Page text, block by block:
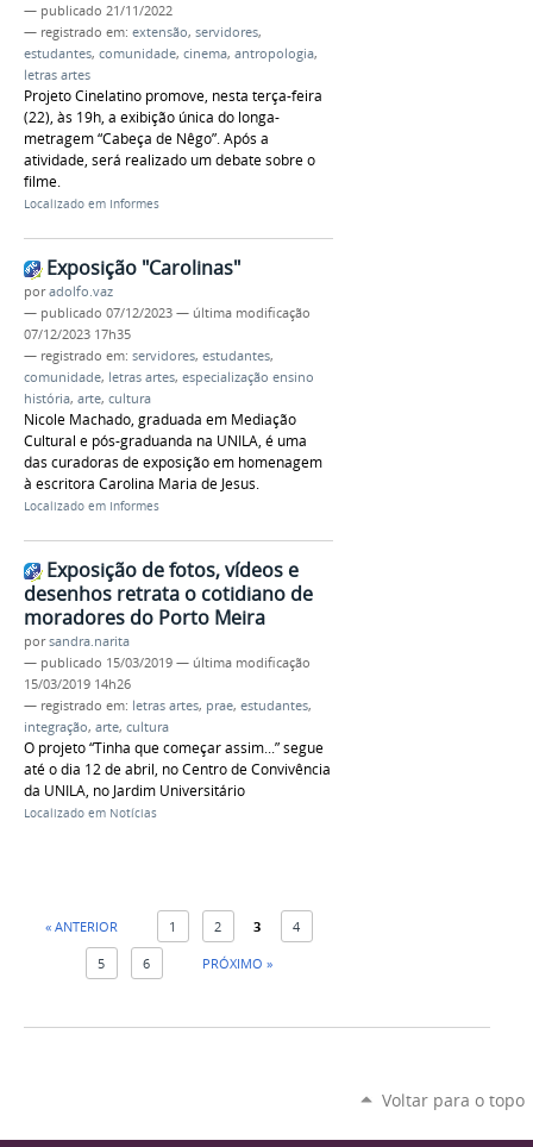
— publicado 21/11/2022
— registrado em: extensão, servidores,
estudantes, comunidade, cinema, antropologia,
letras artes
Projeto Cinelatino promove, nesta terça-feira
(22), às 19h, a exibição única do longa-
metragem “Cabeça de Nêgo”. Após a
atividade, será realizado um debate sobre o
filme.
Localizado em Informes
Exposição "Carolinas"
poradolfo.vaz
— publicado 07/12/2023 — última modificação
07/12/2023 17h35
— registrado em: servidores, estudantes,
comunidade, letras artes, especialização ensino
história, arte, cultura
Nicole Machado, graduada em Mediação
Cultural e pós-graduanda na UNILA, é uma
das curadoras de exposição em homenagem
à escritora Carolina Maria de Jesus.
Localizado em Informes
Exposição de fotos, vídeos e
desenhos retrata o cotidiano de
moradores do Porto Meira
porsandra.narita
— publicado 15/03/2019 — última modificação
15/03/2019 14h26
— registrado em: letras artes, prae, estudantes,
integração, arte, cultura
O projeto “Tinha que começar assim...” segue
até o dia 12 de abril, no Centro de Convivência
da UNILA, no Jardim Universitário
Localizado em Notícias
« ANTERIOR 1 2 3 4
5 6 PRÓXIMO »
Voltar para o topo